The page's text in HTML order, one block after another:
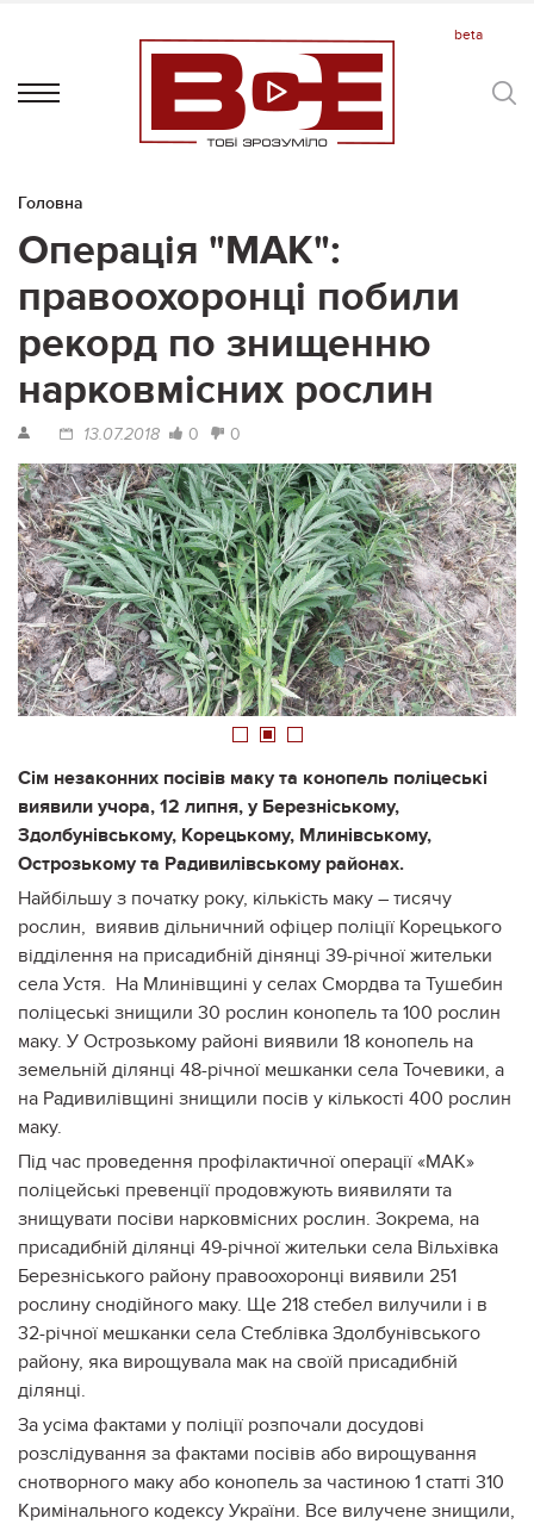
Головна
Операція "МАК":
правоохоронці побили
рекорд по знищенню
нарковмісних рослин
13.07.2018 0 0
1 2 3
Сім незаконних посівів маку та конопель поліцеські
виявили учора, 12 липня, у Березніському,
Здолбунівському, Корецькому, Млинівському,
Острозькому та Радивилівському районах.
Найбільшу з початку року, кількість маку – тисячу
рослин, виявив дільничний офіцер поліції Корецького
відділення на присадибній дінянці 39-річної жительки
села Устя. На Млинівщині у селах Смордва та Тушебин
поліцеські знищили 30 рослин конопель та 100 рослин
маку. У Острозькому районі виявили 18 конопель на
земельній ділянці 48-річної мешканки села Точевики, а
на Радивилівщині знищили посів у кількості 400 рослин
маку.
Під час проведення профілактичної операції «МАК»
поліцейські превенції продовжують виявиляти та
знищувати посіви нарковмісних рослин. Зокрема, на
присадибній ділянці 49-річної жительки села Вільхівка
Березніського району правоохоронці виявили 251
рослину снодійного маку. Ще 218 стебел вилучили і в
32-річної мешканки села Стеблівка Здолбунівського
району, яка вирощувала мак на своїй присадибній
ділянці.
За усіма фактами у поліції розпочали досудові
розслідування за фактами посівів або вирощування
снотворного маку або конопель за частиною 1 статті 310
Кримінального кодексу України. Все вилучене знищили,